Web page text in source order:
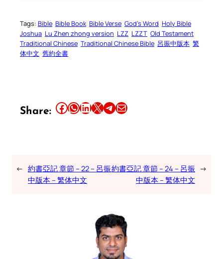
Tags: Bible Bible Book Bible Verse God’s Word Holy Bible
Joshua Lu Zhen zhong version LZZ LZZT Old Testament
Traditional Chinese Traditional Chinese Bible 呂振中版本 繁
体中文 舊約全書
Share: Share this article on Facebook Share this article on WhatsApp Share this article on LinkedIn Share this article on X Share this article on TelegramEmail this Article
← 約書亞記 章節 – 22 – 呂振
中版本 – 繁体中文
約書亞記 章節 – 24 – 呂振
中版本 – 繁体中文
→